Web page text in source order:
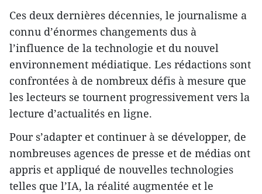
Ces deux dernières décennies, le journalisme a
connu d’énormes changements dus à
l’influence de la technologie et du nouvel
environnement médiatique. Les rédactions sont
confrontées à de nombreux défis à mesure que
les lecteurs se tournent progressivement vers la
lecture d’actualités en ligne.
Pour s’adapter et continuer à se développer, de
nombreuses agences de presse et de médias ont
appris et appliqué de nouvelles technologies
telles que l’IA, la réalité augmentée et le